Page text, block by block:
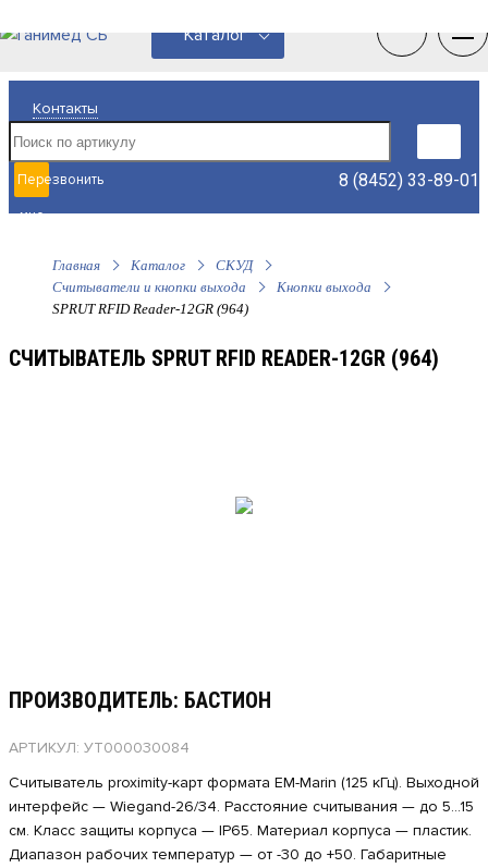
Контакты
Перезвонить
мне
8 (8452) 33-89-01
Каталог
Главная Каталог
СКУД
Считыватели и кнопки выхода
Кнопки выхода
SPRUT RFID Reader-12GR (964)
СЧИТЫВАТЕЛЬ SPRUT RFID READER-12GR (964)
ПРОИЗВОДИТЕЛЬ: БАСТИОН
АРТИКУЛ: УТ000030084
Считыватель proximity-карт формата EM-Marin (125 кГц). Выходной
интерфейс — Wiegand-26/34. Расстояние считывания — до 5...15
см. Класс защиты корпуса — IP65. Материал корпуса — пластик.
Диапазон рабочих температур — от -30 до +50. Габаритные